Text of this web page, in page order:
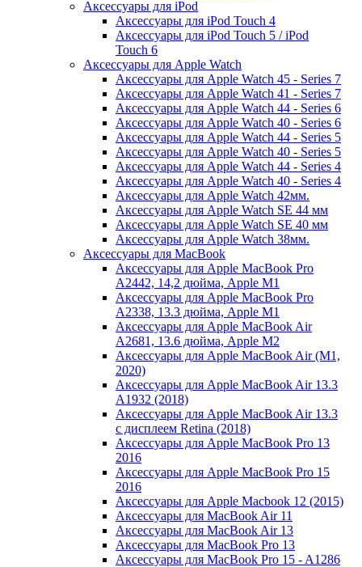
Аксессуары для iPod
Аксессуары для iPod Touch 4
Аксессуары для iPod Touch 5 / iPod
Touch 6
Аксессуары для Apple Watch
Аксессуары для Apple Watch 45 - Series 7
Аксессуары для Apple Watch 41 - Series 7
Аксессуары для Apple Watch 44 - Series 6
Аксессуары для Apple Watch 40 - Series 6
Аксессуары для Apple Watch 44 - Series 5
Аксессуары для Apple Watch 40 - Series 5
Аксессуары для Apple Watch 44 - Series 4
Аксессуары для Apple Watch 40 - Series 4
Аксессуары для Apple Watch 42мм.
Аксессуары для Apple Watch SE 44 мм
Аксессуары для Apple Watch SE 40 мм
Аксессуары для Apple Watch 38мм.
Аксессуары для MacBook
Аксессуары для Apple MacBook Pro
A2442, 14,2 дюйма, Apple M1
Аксессуары для Apple MacBook Pro
A2338, 13.3 дюйма, Apple M1
Аксессуары для Apple MacBook Air
A2681, 13.6 дюйма, Apple M2
Аксессуары для Apple MacBook Air (M1,
2020)
Аксессуары для Apple MacBook Air 13.3
A1932 (2018)
Аксессуары для Apple MacBook Air 13.3
с дисплеем Retina (2018)
Аксессуары для Apple MacBook Pro 13
2016
Аксессуары для Apple MacBook Pro 15
2016
Аксессуары для Apple Macbook 12 (2015)
Аксессуары для MacBook Air 11
Аксессуары для MacBook Air 13
Аксессуары для MacBook Pro 13
Аксессуары для MacBook Pro 15 - A1286